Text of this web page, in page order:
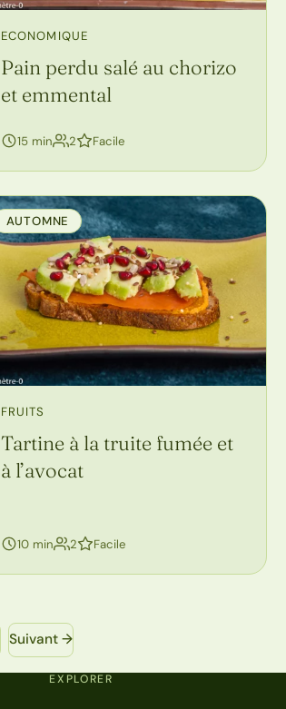
ECONOMIQUE
Pain perdu salé au chorizo
et emmental
15 min 2personnes
Facile
AUTOMNE
FRUITS
Tartine à la truite fumée et
à l’avocat
10 min 2personnes
Facile
Suivant →
EXPLORER